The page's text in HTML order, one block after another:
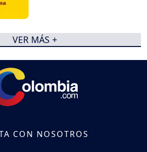
VER MÁS +
CON NOSOTROS